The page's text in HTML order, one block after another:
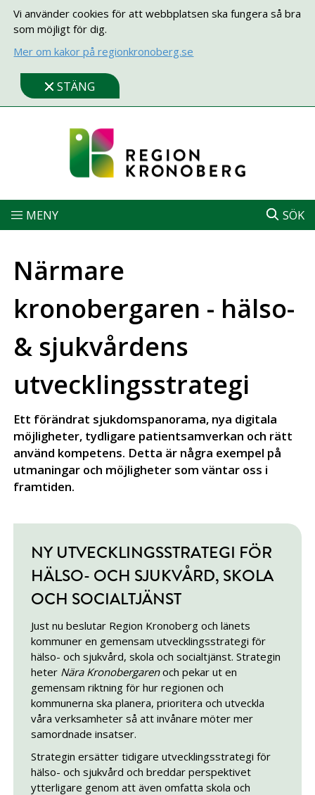
Vi använder cookies för att webbplatsen ska fungera så bra
som möjligt för dig.
Mer om kakor på regionkronoberg.se
STÄNG
MENY SÖK
Närmare
kronobergaren - hälso-
& sjukvårdens
utvecklingsstrategi
Ett förändrat sjukdomspanorama, nya digitala
möjligheter, tydligare patientsamverkan och rätt
använd kompetens. Detta är några exempel på
utmaningar och möjligheter som väntar oss i
framtiden.
NY UTVECKLINGSSTRATEGI FÖR
HÄLSO- OCH SJUKVÅRD, SKOLA
OCH SOCIALTJÄNST
Just nu beslutar Region Kronoberg och länets
kommuner en gemensam utvecklingsstrategi för
hälso- och sjukvård, skola och socialtjänst. Strategin
heter Nära Kronobergarenoch pekar ut en
gemensam riktning för hur regionen och
kommunerna ska planera, prioritera och utveckla
våra verksamheter så att invånare möter mer
samordnade insatser.
Strategin ersätter tidigare utvecklingsstrategi för
hälso- och sjukvård och breddar perspektivet
ytterligare genom att även omfatta skola och